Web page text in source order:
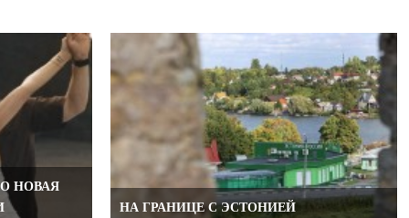
НОВАЯ
НА ГРАНИЦЕ С ЭСТОНИЕЙ